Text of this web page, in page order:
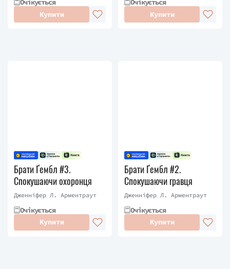
Очікується
Купити
Очікується
Купити
Брати Ґембл #3.
Спокушаючи охоронця
Дженніфер Л. Арментраут
Очікується
Купити
Брати Ґембл #2.
Спокушаючи гравця
Дженніфер Л. Арментраут
Очікується
Купити